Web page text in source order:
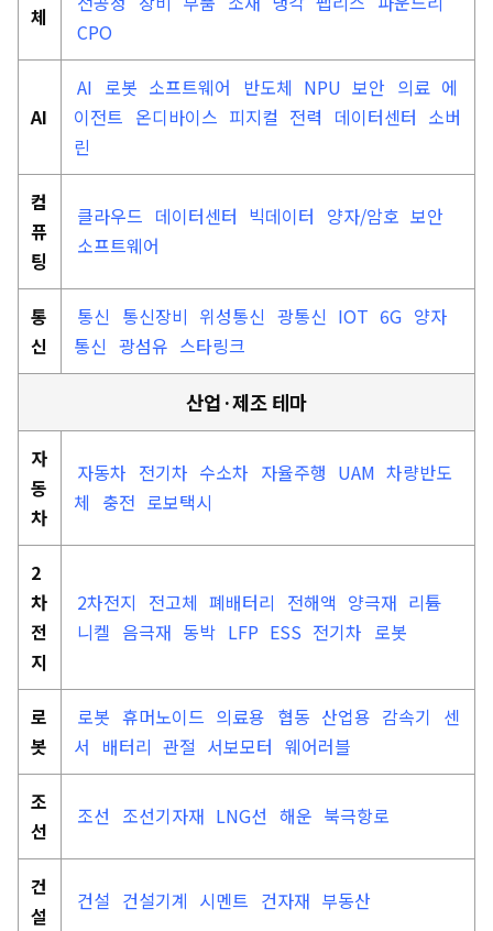
체
CPO
AI
AI 로봇 소프트웨어 반도체 NPU 보안 의료 에
이전트 온디바이스 피지컬 전력 데이터센터 소버
린
컴
퓨
팅
클라우드 데이터센터 빅데이터 양자/암호 보안
소프트웨어
통
신
통신 통신장비 위성통신 광통신 IOT 6G 양자
통신 광섬유 스타링크
산업·제조 테마
자
동
차
자동차 전기차 수소차 자율주행 UAM 차량반도
체 충전 로보택시
2
차
전
지
2차전지 전고체 폐배터리 전해액 양극재 리튬
니켈 음극재 동박 LFP ESS 전기차 로봇
로
봇
로봇 휴머노이드 의료용 협동 산업용 감속기 센
서 배터리 관절 서보모터 웨어러블
조
선
조선 조선기자재 LNG선 해운 북극항로
건
설
건설 건설기계 시멘트 건자재 부동산